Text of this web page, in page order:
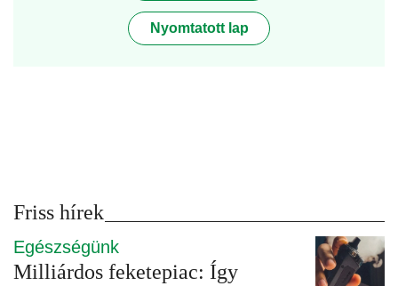
Nyomtatott lap
Friss hírek
Egészségünk
Milliárdos feketepiac: Így